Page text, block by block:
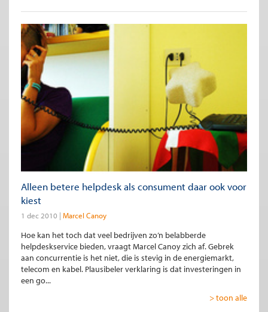
Alleen betere helpdesk als consument daar ook voor
kiest
1 dec 2010 Marcel Canoy
Hoe kan het toch dat veel bedrijven zo’n belabberde
helpdeskservice bieden, vraagt Marcel Canoy zich af. Gebrek
aan concurrentie is het niet, die is stevig in de energiemarkt,
telecom en kabel. Plausibeler verklaring is dat investeringen in
een go...
> toon alle